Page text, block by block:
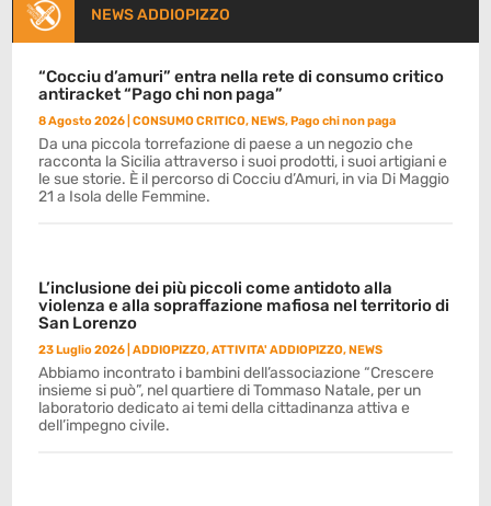
NEWS ADDIOPIZZO
“Cocciu d’amuri” entra nella rete di consumo critico
antiracket “Pago chi non paga”
8 Agosto 2026 |CONSUMO CRITICO,NEWS,Pago chi non paga
Da una piccola torrefazione di paese a un negozio che
racconta la Sicilia attraverso i suoi prodotti, i suoi artigiani e
le sue storie. È il percorso di Cocciu d’Amuri, in via Di Maggio
21 a Isola delle Femmine.
L’inclusione dei più piccoli come antidoto alla
violenza e alla sopraffazione mafiosa nel territorio di
San Lorenzo
23 Luglio 2026 |ADDIOPIZZO,ATTIVITA' ADDIOPIZZO,NEWS
Abbiamo incontrato i bambini dell’associazione “Crescere
insieme si può”, nel quartiere di Tommaso Natale, per un
laboratorio dedicato ai temi della cittadinanza attiva e
dell’impegno civile.